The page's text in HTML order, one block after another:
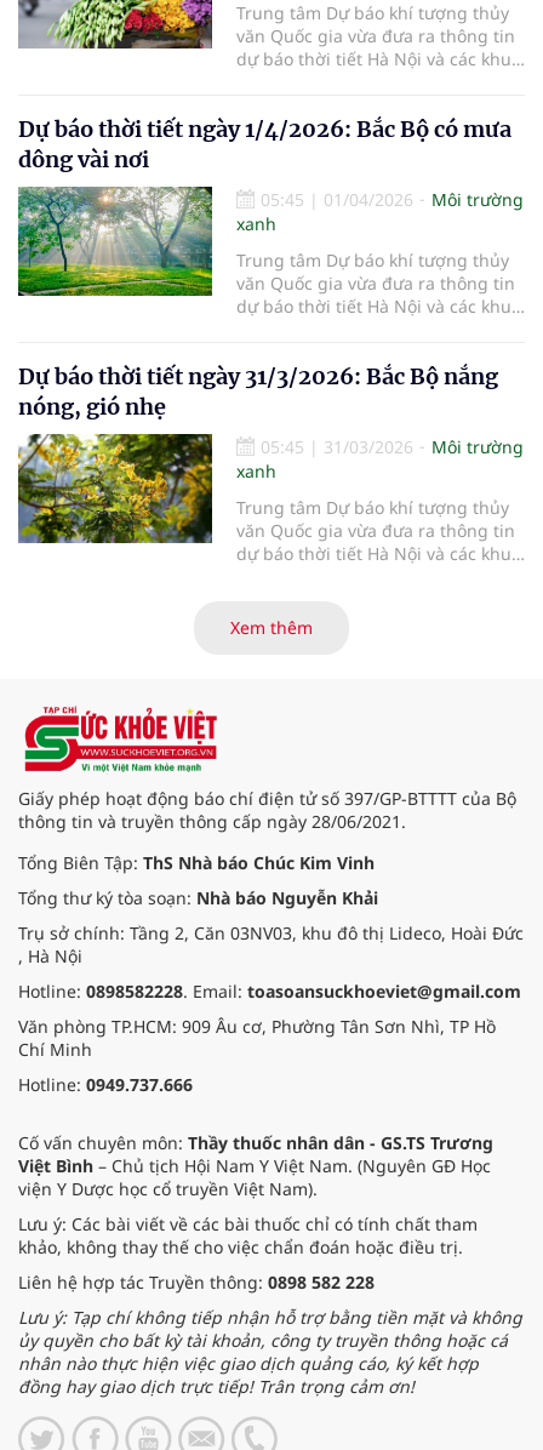
Trung tâm Dự báo khí tượng thủy
văn Quốc gia vừa đưa ra thông tin
dự báo thời tiết Hà Nội và các khu
Dự báo thời tiết ngày 1/4/2026: Bắc Bộ có mưa
dông vài nơi
05:45 | 01/04/2026
Môi trường
xanh
Trung tâm Dự báo khí tượng thủy
văn Quốc gia vừa đưa ra thông tin
dự báo thời tiết Hà Nội và các khu
Dự báo thời tiết ngày 31/3/2026: Bắc Bộ nắng
nóng, gió nhẹ
05:45 | 31/03/2026
Môi trường
xanh
Trung tâm Dự báo khí tượng thủy
văn Quốc gia vừa đưa ra thông tin
dự báo thời tiết Hà Nội và các khu
Xem thêm
Giấy phép hoạt động báo chí điện tử số 397/GP-BTTTT của Bộ
thông tin và truyền thông cấp ngày 28/06/2021.
Tổng Biên Tập: ThS Nhà báo Chúc Kim Vinh
Tổng thư ký tòa soạn: Nhà báo Nguyễn Khải
Trụ sở chính: Tầng 2, Căn 03NV03, khu đô thị Lideco, Hoài Đức
, Hà Nội
Hotline: 0898582228. Email: toasoansuckhoeviet@gmail.com
Văn phòng TP.HCM: 909 Âu cơ, Phường Tân Sơn Nhì, TP Hồ
Chí Minh
Hotline: 0949.737.666
Cố vấn chuyên môn: Thầy thuốc nhân dân - GS.TS Trương
Việt Bình – Chủ tịch Hội Nam Y Việt Nam. (Nguyên GĐ Học
viện Y Dược học cổ truyền Việt Nam).
Lưu ý: Các bài viết về các bài thuốc chỉ có tính chất tham
khảo, không thay thế cho việc chẩn đoán hoặc điều trị.
Liên hệ hợp tác Truyền thông: 0898 582 228
Lưu ý: Tạp chí không tiếp nhận hỗ trợ bằng tiền mặt và không
ủy quyền cho bất kỳ tài khoản, công ty truyền thông hoặc cá
nhân nào thực hiện việc giao dịch quảng cáo, ký kết hợp
đồng hay giao dịch trực tiếp! Trân trọng cảm ơn!